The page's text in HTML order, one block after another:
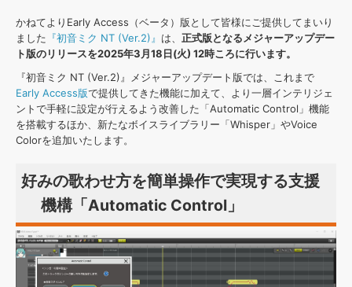
効果音 »
BGM »
FAQ » 楽曲配信流通サービス
無償のサウンド 管理ソフト
次世代型 ボーカル・エディタ
SLS 音素材の制作・
かねてよりEarly Access（ベータ）版として皆様にご提供してまいり
ました 『初音ミク NT (Ver.2)』 は、 正式版となるメジャーアップデー
ト版のリリースを2025年3月18日(火) 12時ころに行います。
『初音ミク NT (Ver.2)』メジャーアップデート版では、これまで
Early Access版で提供してきた機能に加えて、より一層インテリジェ
ントで手軽に設定が行えるよう改善した「Automatic Control」機能
を搭載するほか、新たなボイスライブラリー「Whisper」やVoice
Colorを追加いたします。
好みの歌わせ方を簡単操作で実現する支援
機構「Automatic Control」